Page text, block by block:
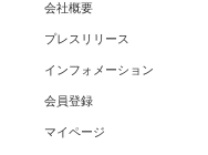
会社概要
プレスリリース
インフォメーション
会員登録
マイページ